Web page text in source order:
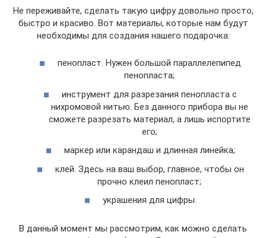
Не переживайте, сделать такую цифру довольно просто,
быстро и красиво. Вот материалы, которые нам будут
необходимы для создания нашего подарочка:
пенопласт. Нужен большой параллелепипед
пенопласта;
инструмент для разрезания пенопласта с
нихромовой нитью. Без данного прибора вы не
сможете разрезать материал, а лишь испортите
его;
маркер или карандаш и длинная линейка;
клей. Здесь на ваш выбор, главное, чтобы он
прочно клеил пенопласт;
украшения для цифры.
В данный момент мы рассмотрим, как можно сделать